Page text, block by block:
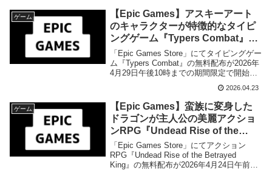
ゲーム
【Epic Games】アスキーアート
のキャラクターが特徴的なタイピ
ングゲーム『Typers Combat』の
無料配布が2026年4月29日午後10
時までの期間限定で開始
「Epic Games Store」にてタイピングゲー
ム『Typers Combat』の無料配布が2026年
4月29日午後10時までの期間限定で開始さ
2026.04.23
ゲーム
【Epic Games】蛮族に変身した
ドラゴンが主人公の美麗アクショ
ンRPG『Undead Rise of the
Betrayed King』の無料配布が
2026年4月24日午前11時までの期
間限定で開始
「Epic Games Store」にてアクション
RPG『Undead Rise of the Betrayed
King』の無料配布が2026年4月24日午前11